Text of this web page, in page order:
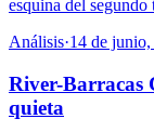
esquina del segundo
Análisis·14 de
River-Barracas
quieta